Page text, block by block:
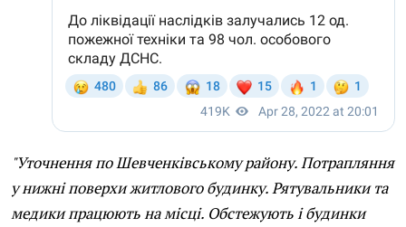
"Уточнення по Шевченківському району. Потрапляння
у нижні поверхи житлового будинку. Рятувальники та
медики працюють на місці. Обстежують і будинки